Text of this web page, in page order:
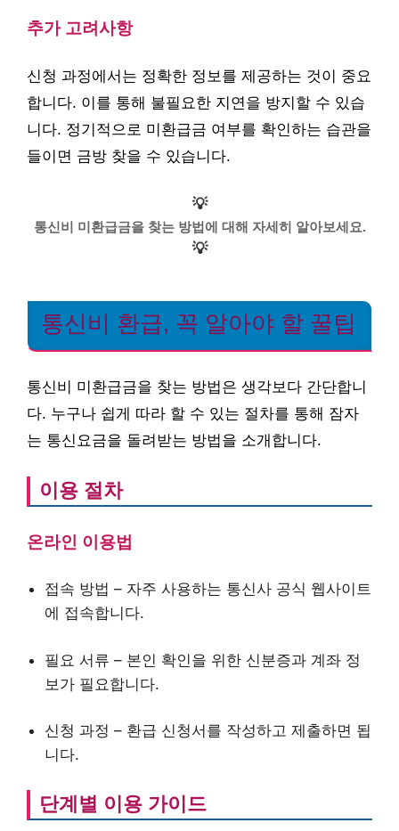
추가 고려사항
신청 과정에서는 정확한 정보를 제공하는 것이 중요
합니다. 이를 통해 불필요한 지연을 방지할 수 있습
니다. 정기적으로 미환급금 여부를 확인하는 습관을
들이면 금방 찾을 수 있습니다.
💡
통신비 미환급금을 찾는 방법에 대해 자세히 알아보세요.
💡
통신비 환급, 꼭 알아야 할 꿀팁
통신비 미환급금을 찾는 방법은 생각보다 간단합니
다. 누구나 쉽게 따라 할 수 있는 절차를 통해 잠자
는 통신요금을 돌려받는 방법을 소개합니다.
이용 절차
온라인 이용법
접속 방법 – 자주 사용하는 통신사 공식 웹사이트
에 접속합니다.
필요 서류 – 본인 확인을 위한 신분증과 계좌 정
보가 필요합니다.
신청 과정 – 환급 신청서를 작성하고 제출하면 됩
니다.
단계별 이용 가이드